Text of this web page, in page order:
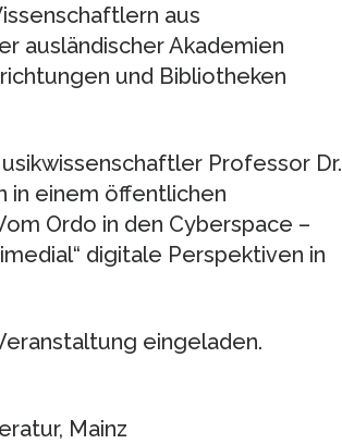
aus
ausländischer Akademien
und Bibliotheken
Professor Dr.
in einem öffentlichen
Ordo in den Cyberspace –
digitale Perspektiven in
eingeladen.
Mainz